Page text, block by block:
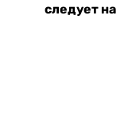
следует